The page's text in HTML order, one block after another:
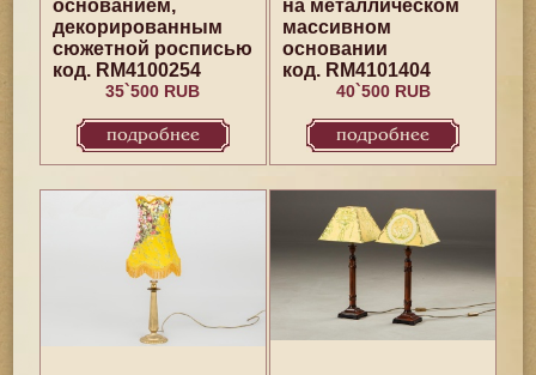
основанием,
декорированным
сюжетной росписью
код. RM4100254
35`500 RUB
подробнее
на металлическом
массивном
основании
код. RM4101404
40`500 RUB
подробнее